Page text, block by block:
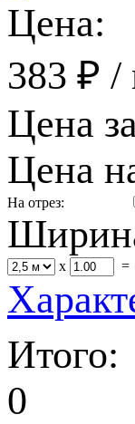
Цена:
383 ₽ /
Цена
Цена
На отрез:
x =
Итого:
0